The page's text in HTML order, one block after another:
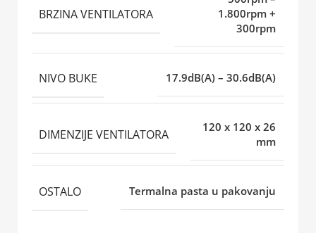
BRZINA VENTILATORA
1.800rpm +
300rpm
NIVO BUKE 17.9dB(A) – 30.6dB(A)
DIMENZIJE VENTILATORA
120 x 120 x 26
mm
OSTALO Termalna pasta u pakovanju